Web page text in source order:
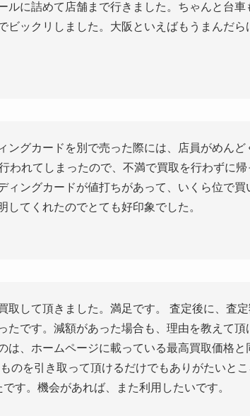
ルに詰めて店舗まで行きました。ちゃんと台車
ビックリしました。大阪といえばもうまんだら
ングカードを別で売った際には、店員がめんど
われてしまったので、不満で買取を行わずに帰
ィングカードが値打ちがあって、いくら位で買
てくれたのでとても好印象でした。
取して頂きました。満足です。 査定後に、査
たです。減額があった場合も、理由を教えて頂
は、ホームページに載っている最高買取価格と
のを引き取って頂けるだけでもありがたいと
す。機会があれば、また利用したいです。